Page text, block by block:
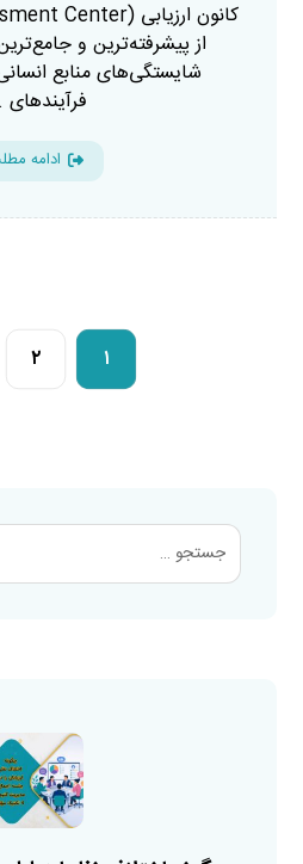
از پیشرفته‌ترین و
شایستگی‌های منابع
ادامه
۱ ۲